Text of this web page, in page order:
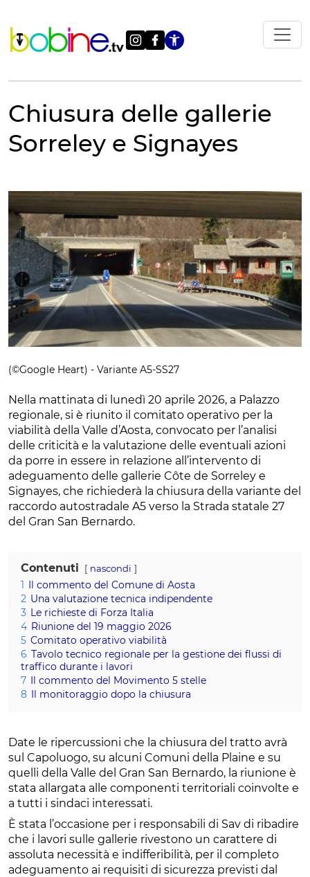
contenuto
Apri le
Chiusura delle gallerie
Sorreley e Signayes
(©Google Heart) - Variante A5-SS27
Nella mattinata di lunedì 20 aprile 2026, a Palazzo
regionale, si è riunito il comitato operativo per la
viabilità della Valle d’Aosta, convocato per l’analisi
delle criticità e la valutazione delle eventuali azioni
da porre in essere in relazione all’intervento di
adeguamento delle gallerie Côte de Sorreley e
Signayes, che richiederà la chiusura della variante del
raccordo autostradale A5 verso la Strada statale 27
del Gran San Bernardo.
Contenuti nascondi
1 Il commento del Comune di Aosta
2 Una valutazione tecnica indipendente
3 Le richieste di Forza Italia
4 Riunione del 19 maggio 2026
5 Comitato operativo viabilità
6 Tavolo tecnico regionale per la gestione dei flussi di
traffico durante i lavori
7 Il commento del Movimento 5 stelle
8 Il monitoraggio dopo la chiusura
Date le ripercussioni che la chiusura del tratto avrà
sul Capoluogo, su alcuni Comuni della Plaine e su
quelli della Valle del Gran San Bernardo, la riunione è
stata allargata alle componenti territoriali coinvolte e
a tutti i sindaci interessati.
È stata l’occasione per i responsabili di Sav di ribadire
che i lavori sulle gallerie rivestono un carattere di
assoluta necessità e indifferibilità, per il completo
adeguamento ai requisiti di sicurezza previsti dal